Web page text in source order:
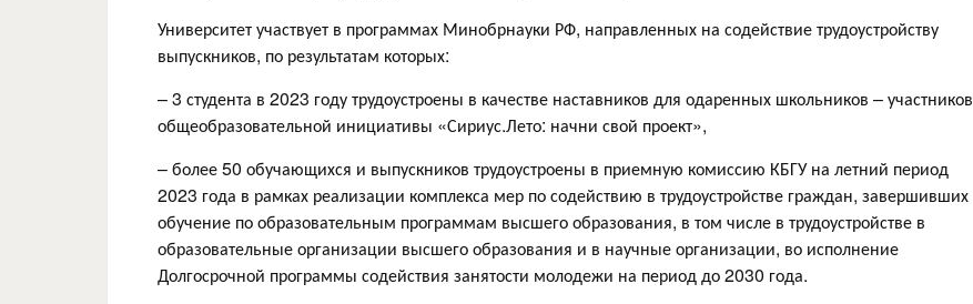
Университет участвует в программах Минобрнауки РФ, направленных на содействие трудоустройству
выпускников, по результатам которых:
– 3 студента в 2023 году трудоустроены в качестве наставников для одаренных школьников – участников
общеобразовательной инициативы «Сириус.Лето: начни свой проект»,
– более 50 обучающихся и выпускников трудоустроены в приемную комиссию КБГУ на летний период
2023 года в рамках реализации комплекса мер по содействию в трудоустройстве граждан, завершивших
обучение по образовательным программам высшего образования, в том числе в трудоустройстве в
образовательные организации высшего образования и в научные организации, во исполнение
Долгосрочной программы содействия занятости молодежи на период до 2030 года.